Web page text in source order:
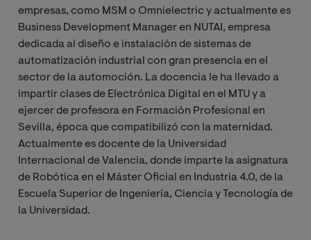
empresas, como MSM o Omnielectric y actualmente es
Business Development Manager en NUTAI, empresa
dedicada al diseño e instalación de sistemas de
automatización industrial con gran presencia en el
sector de la automoción. La docencia le ha llevado a
impartir clases de Electrónica Digital en el MTU y a
ejercer de profesora en Formación Profesional en
Sevilla, época que compatibilizó con la maternidad.
Actualmente es docente de la Universidad
Internacional de Valencia, donde imparte la asignatura
de Robótica en el Máster Oficial en Industria 4.0, de la
Escuela Superior de Ingeniería, Ciencia y Tecnología de
la Universidad.